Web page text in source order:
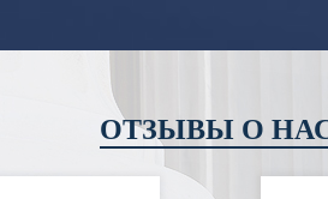
ОТЗЫВЫ О